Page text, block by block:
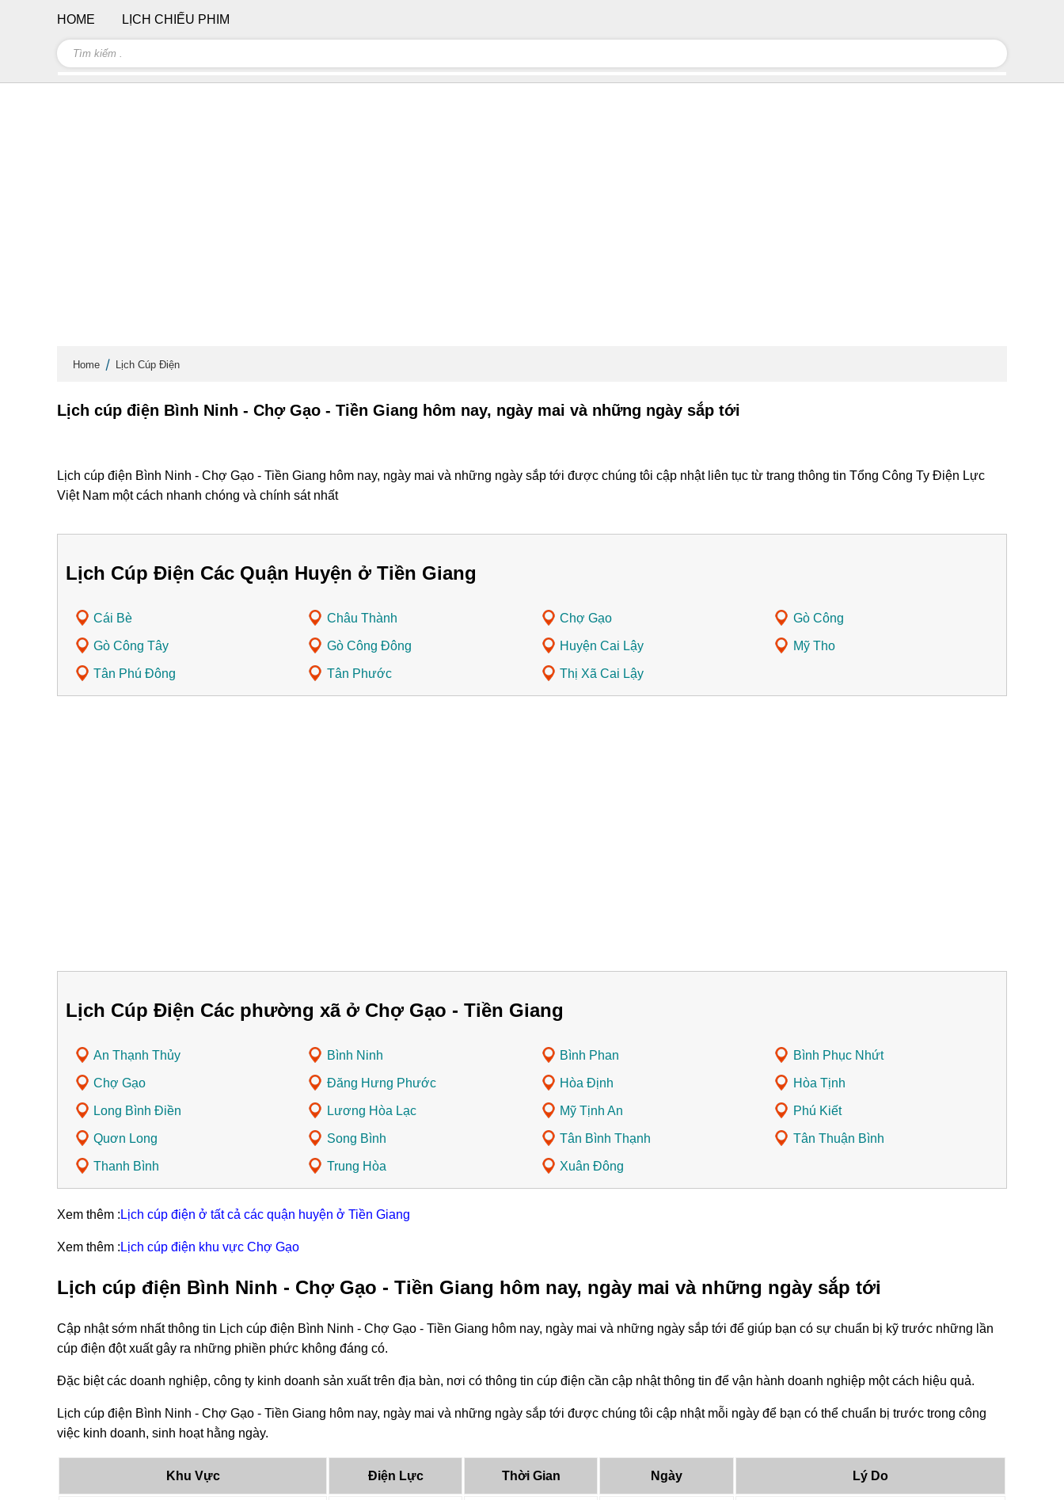
Home Lịch Cúp Điện
Lịch cúp điện Bình Ninh - Chợ Gạo - Tiền Giang hôm nay, ngày mai và những ngày sắp tới
Lịch cúp điện Bình Ninh - Chợ Gạo - Tiền Giang hôm nay, ngày mai và những ngày sắp tới được chúng tôi cập nhật liên tục từ trang thông tin Tổng Công Ty Điện Lực
Việt Nam một cách nhanh chóng và chính sát nhất
Lịch Cúp Điện Các Quận Huyện ở Tiền Giang
Cái Bè Châu Thành Chợ Gạo Gò Công
Gò Công Tây Gò Công Đông Huyện Cai Lậy Mỹ Tho
Tân Phú Đông Tân Phước Thị Xã Cai Lậy
Lịch Cúp Điện Các phường xã ở Chợ Gạo - Tiền Giang
An Thạnh Thủy Bình Ninh Bình Phan Bình Phục Nhứt
Chợ Gạo Đăng Hưng Phước Hòa Định Hòa Tịnh
Long Bình Điền Lương Hòa Lạc Mỹ Tịnh An Phú Kiết
Quơn Long Song Bình Tân Bình Thạnh Tân Thuận Bình
Thanh Bình Trung Hòa Xuân Đông
Xem thêm : Lịch cúp điện ở tất cả các quận huyện ở Tiền Giang
Xem thêm : Lịch cúp điện khu vực Chợ Gạo
Lịch cúp điện Bình Ninh - Chợ Gạo - Tiền Giang hôm nay, ngày mai và những ngày sắp tới
Cập nhật sớm nhất thông tin Lịch cúp điện Bình Ninh - Chợ Gạo - Tiền Giang hôm nay, ngày mai và những ngày sắp tới để giúp bạn có sự chuẩn bị kỹ trước những lần
cúp điện đột xuất gây ra những phiền phức không đáng có.
Đặc biệt các doanh nghiệp, công ty kinh doanh sản xuất trên địa bàn, nơi có thông tin cúp điện cần cập nhật thông tin để vận hành doanh nghiệp một cách hiệu quả.
Lịch cúp điện Bình Ninh - Chợ Gạo - Tiền Giang hôm nay, ngày mai và những ngày sắp tới được chúng tôi cập nhật mỗi ngày để bạn có thể chuẩn bị trước trong công
việc kinh doanh, sinh hoạt hằng ngày.
Khu Vực Điện Lực Thời Gian Ngày Lý Do
HOME LỊCH CHIẾU PHIM